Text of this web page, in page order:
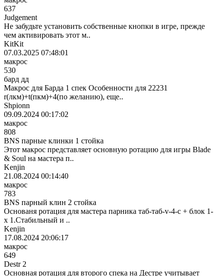
637
Judgement
Не забудьте установить собственные кнопки в игре, прежде
чем активировать этот м..
KitKit
07.03.2025 07:48:01
макрос
530
бард дд
Макрос для Барда 1 спек Особенности для 22231
r(лкм)+t(пкм)+4(по желанию), еще..
Shpionn
09.09.2024 00:17:02
макрос
808
BNS парные клинки 1 стойка
Этот макрос представляет основную ротацию для игры Blade
& Soul на мастера п..
Kenjin
21.08.2024 00:14:40
макрос
783
BNS парный клин 2 стойка
Основаня ротация для мастера парника таб-таб-v-4-c + блок 1-
x 1.Стабильный и ..
Kenjin
17.08.2024 20:06:17
макрос
649
Destr 2
Основная ротация для второго спека на Дестре учитывает